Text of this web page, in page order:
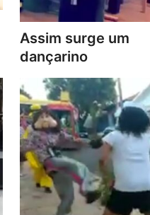
Assim surge um
dançarino